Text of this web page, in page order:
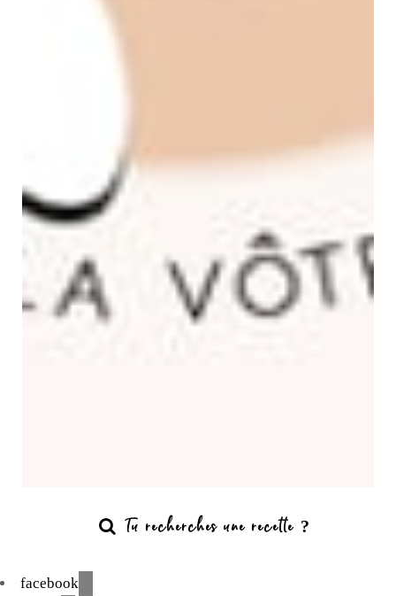
facebook